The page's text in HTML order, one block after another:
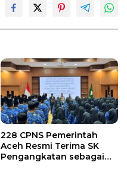
228 CPNS Pemerintah
Aceh Resmi Terima SK
Pengangkatan sebagai